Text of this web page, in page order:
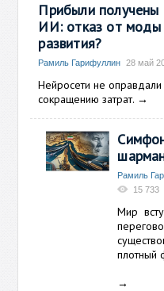
Прибыли
ИИ: отказ от моды
развития?
Рамиль Гарифуллин 28 май
Нейросети не
сокращению затрат. →
Рамиль
15 733
Мир
плотный
→